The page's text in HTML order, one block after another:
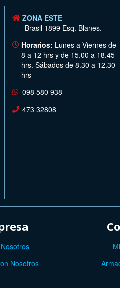
ZONA ESTE
Brasil 1899 Esq. Blanes.
Horarios: Lunes a Viernes de
8 a 12 hrs y de 15.00 a 18.45
hrs. Sábados de 8.30 a 12.30
hrs
098 580 938
473 32808
Nosotros